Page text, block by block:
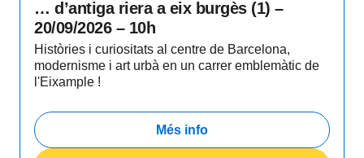
… d’antiga riera a eix burgès (1) –
20/09/2026 – 10h
Històries i curiositats al centre de Barcelona,
modernisme i art urbà en un carrer emblemàtic de
l'Eixample !
Més info